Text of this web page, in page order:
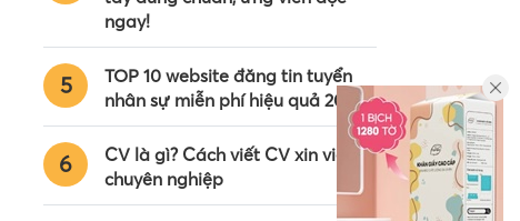
ngay!
5
TOP 10 website đăng tin tuyển
nhân sự miễn phí hiệu quả 2024
6
CV là gì? Cách viết CV xin việc
chuyên nghiệp